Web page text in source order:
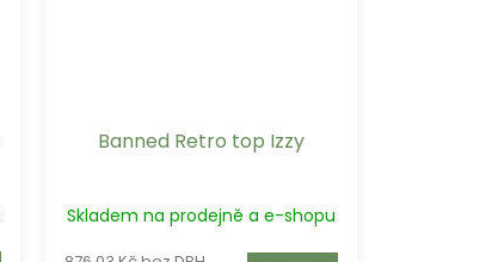
Banned Retro top Izzy
Skladem na prodejně a e-shopu